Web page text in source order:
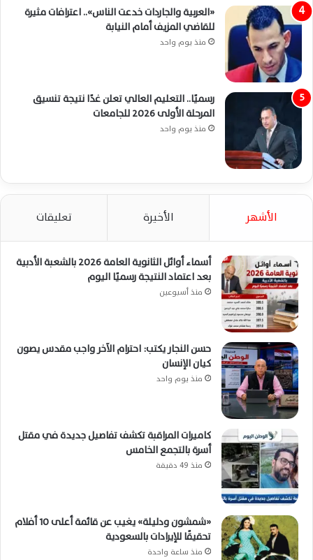
«العربية والجاردات خدعت الناس».. اعترافات مثيرة
للقاضي المزيف أمام النيابة
منذ يوم واحد
رسميًا.. التعليم العالي تعلن غدًا نتيجة تنسيق
المرحلة الأولى 2026 للجامعات
منذ يوم واحد
الأشهر الأخيرة تعليقات
أسماء أوائل الثانوية العامة 2026 بالشعبة الأدبية
بعد اعتماد النتيجة رسميًا اليوم
منذ أسبوعين
حسن النجار يكتب: احترام الآخر واجب مقدس يصون
كيان الإنسان
منذ يوم واحد
كاميرات المراقبة تكشف تفاصيل جديدة في مقتل
أسرة بالتجمع الخامس
منذ 49 دقيقة
«شمشون ودليلة» يغيب عن قائمة أعلى 10 أفلام
تحقيقًا للإيرادات بالسعودية
منذ ساعة واحدة